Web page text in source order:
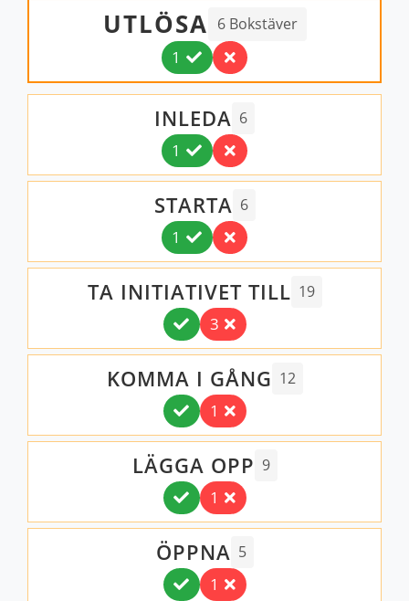
UTLÖSA 6 Bokstäver
1
INLEDA 6
1
STARTA 6
1
TA INITIATIVET TILL 19
3
KOMMA I GÅNG 12
1
LÄGGA OPP 9
1
ÖPPNA 5
1